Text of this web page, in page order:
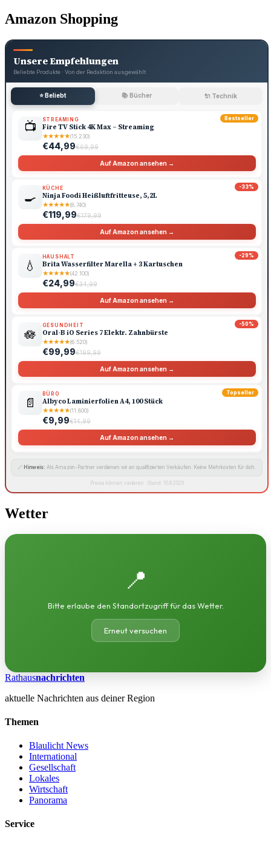
Amazon Shopping
Unsere Empfehlungen
Beliebte Produkte · Von der Redaktion ausgewählt
⭐ Beliebt 📚 Bücher 🔌 Technik
Bestseller
📺 STREAMING
Fire TV Stick 4K Max – Streaming
★★★★★(15.230)
€44,99€69,99
Auf Amazon ansehen →
-33%
🍳
KÜCHE
Ninja Foodi Heißluftfritteuse, 5,2L
★★★★★(8.740)
€119,99€179,99
Auf Amazon ansehen →
-29%
💧
HAUSHALT
Brita Wasserfilter Marella + 3 Kartuschen
★★★★★(42.100)
€24,99€34,99
Auf Amazon ansehen →
-50%
🪷
GESUNDHEIT
Oral-B iO Series 7 Elektr. Zahnbürste
★★★★★(6.520)
€99,99€199,99
Auf Amazon ansehen →
Topseller
📄
BÜRO
Albyco Laminierfolien A4, 100 Stück
★★★★★(11.800)
€9,99€14,99
Auf Amazon ansehen →
🔗 Hinweis: Als Amazon-Partner verdienen wir an qualifizierten Verkäufen. Keine Mehrkosten für dich.
Preise können variieren · Stand: 10.8.2026
Wetter
📍
Bitte erlaube den Standortzugriff für das Wetter.
Erneut versuchen
Rathausnachrichten
aktuelle Nachrichten aus deiner Region
Themen
Blaulicht News
International
Gesellschaft
Lokales
Wirtschaft
Panorama
Service